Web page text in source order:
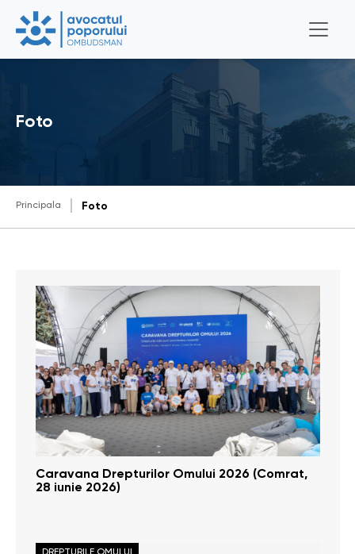
Foto
Principala Foto
Caravana Drepturilor Omului 2026 (Comrat,
28 iunie 2026)